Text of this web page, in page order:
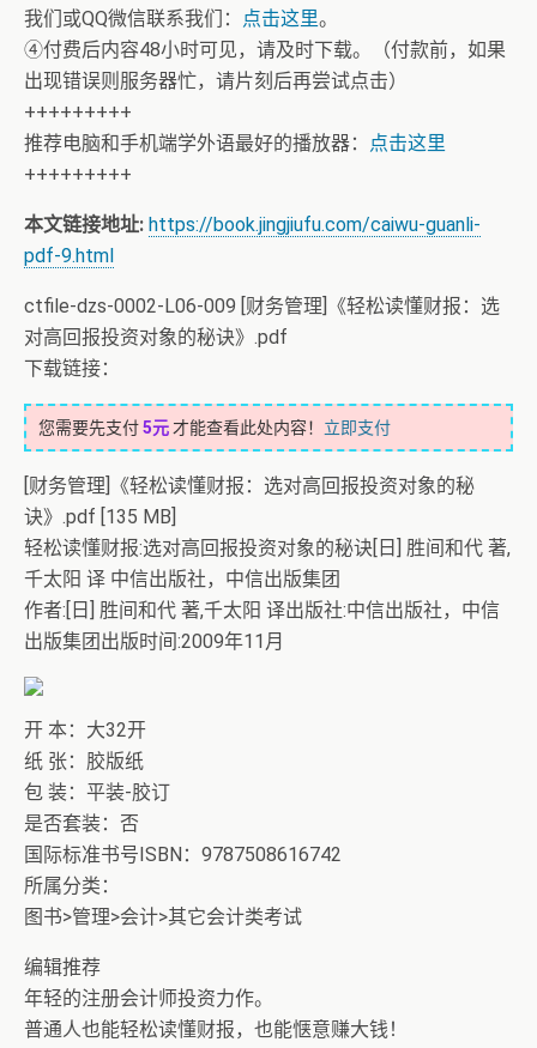
我们或QQ微信联系我们：
点击这里。
④付费后内容48小时可见，请及时下载。（付款前，如果
出现错误则服务器忙，请片刻后再尝试点击）
+++++++++
推荐电脑和手机端学外语最好的播放器：
点击这里
+++++++++
本文链接地址: https://book.jingjiufu.com/caiwu-guanli-
pdf-9.html
ctfile-dzs-0002-L06-009 [财务管理]《轻松读懂财报：选
对高回报投资对象的秘诀》.pdf
下载链接：
您需要先支付5元 才能查看此处内容！ 立即支付
[财务管理]《轻松读懂财报：选对高回报投资对象的秘
诀》.pdf [135 MB]
轻松读懂财报:选对高回报投资对象的秘诀[日] 胜间和代 著,
千太阳 译 中信出版社，中信出版集团
作者:[日] 胜间和代 著,千太阳 译出版社:中信出版社，中信
出版集团出版时间:2009年11月
开 本：大32开
纸 张：胶版纸
包 装：平装-胶订
是否套装：否
国际标准书号ISBN：9787508616742
所属分类：
图书>管理>会计>其它会计类考试
编辑推荐
年轻的注册会计师投资力作。
普通人也能轻松读懂财报，也能惬意赚大钱！